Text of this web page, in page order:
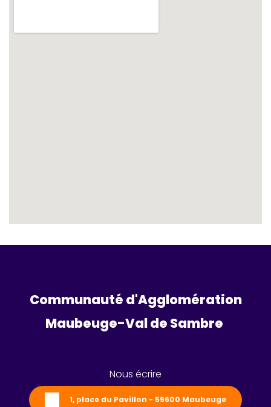
Communauté d'Agglomération
Maubeuge-Val de Sambre
Nous écrire
1, place du Pavillon - 59600 Maubeuge